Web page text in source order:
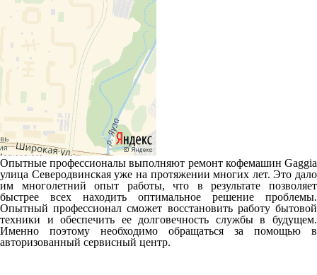
Опытные профессионалы выполняют ремонт кофемашин Gaggia
улица Северодвинская уже на протяжении многих лет. Это дало
им многолетний опыт работы, что в результате позволяет
быстрее всех находить оптимальное решение проблемы.
Опытный профессионал сможет восстановить работу бытовой
техники и обеспечить ее долговечность службы в будущем.
Именно поэтому необходимо обращаться за помощью в
авторизованный сервисный центр.